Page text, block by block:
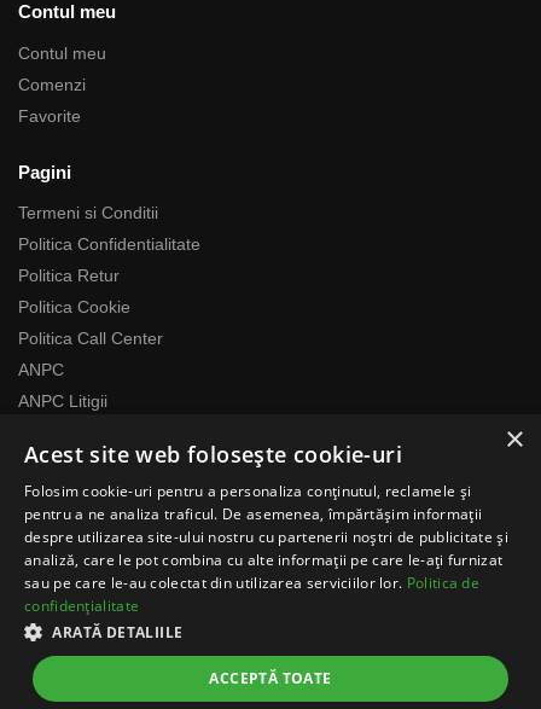
Contul meu
Contul meu
Comenzi
Favorite
Pagini
Termeni si Conditii
Politica Confidentialitate
Politica Retur
Politica Cookie
Politica Call Center
ANPC
ANPC Litigii
Despre noi
Echipa RomaniaMag este la dispozitia ta
Program relatii cu clientii
Luni-Vineri 07:00 – 17:00
Telefon: 0371783100
contact@romaniamag.ro
×
Acest site web folosește cookie-uri
Folosim cookie-uri pentru a personaliza conținutul, reclamele și
pentru a ne analiza traficul. De asemenea, împărtășim informații
despre utilizarea site-ului nostru cu partenerii noștri de publicitate și
analiză, care le pot combina cu alte informații pe care le-ați furnizat
sau pe care le-au colectat din utilizarea serviciilor lor. Politica de
confidențialitate
ARATĂ DETALIILE
ACCEPTĂ TOATE